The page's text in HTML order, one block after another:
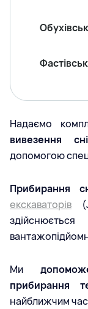
Надаємо
вивезення
допомогою
Прибирання
екскаваторів
Ми
прибирання
найближчим